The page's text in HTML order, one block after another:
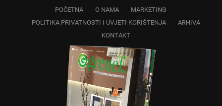
POČETNA O NAMA
MARKETING
POLITIKA PRIVATNOSTI I UVJETI KORIŠTENJA
ARHIVA
KONTAKT